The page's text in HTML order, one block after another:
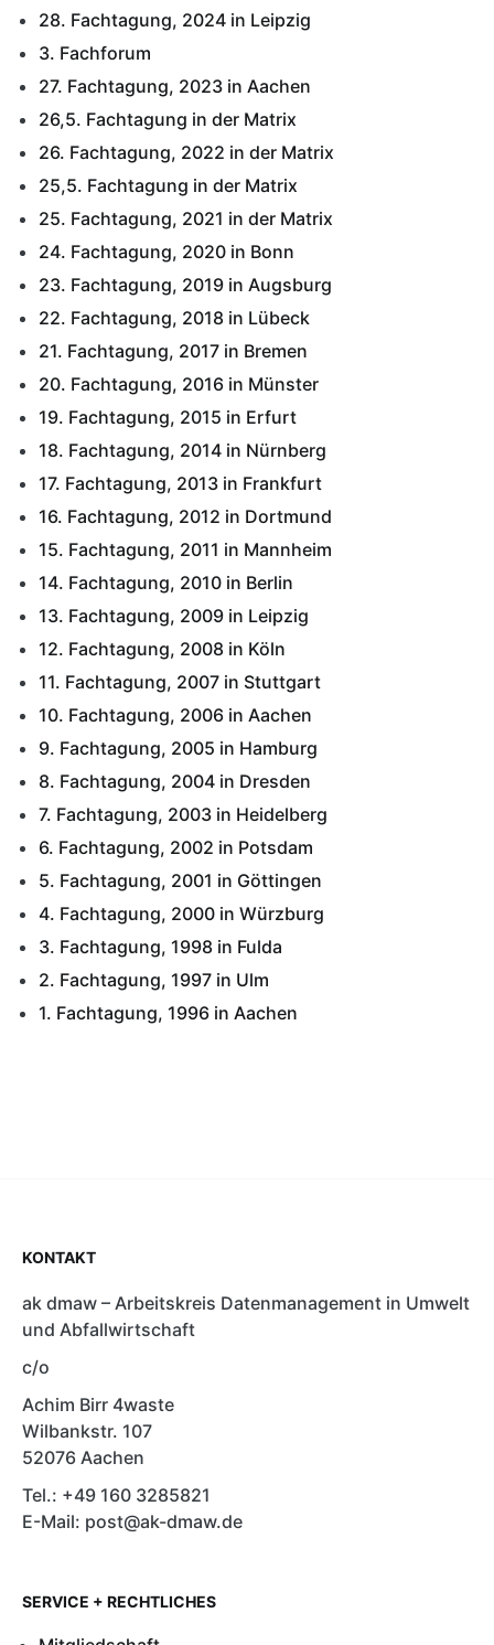
28. Fachtagung, 2024 in Leipzig
3. Fachforum
27. Fachtagung, 2023 in Aachen
26,5. Fachtagung in der Matrix
26. Fachtagung, 2022 in der Matrix
25,5. Fachtagung in der Matrix
25. Fachtagung, 2021 in der Matrix
24. Fachtagung, 2020 in Bonn
23. Fachtagung, 2019 in Augsburg
22. Fachtagung, 2018 in Lübeck
21. Fachtagung, 2017 in Bremen
20. Fachtagung, 2016 in Münster
19. Fachtagung, 2015 in Erfurt
18. Fachtagung, 2014 in Nürnberg
17. Fachtagung, 2013 in Frankfurt
16. Fachtagung, 2012 in Dortmund
15. Fachtagung, 2011 in Mannheim
14. Fachtagung, 2010 in Berlin
13. Fachtagung, 2009 in Leipzig
12. Fachtagung, 2008 in Köln
11. Fachtagung, 2007 in Stuttgart
10. Fachtagung, 2006 in Aachen
9. Fachtagung, 2005 in Hamburg
8. Fachtagung, 2004 in Dresden
7. Fachtagung, 2003 in Heidelberg
6. Fachtagung, 2002 in Potsdam
5. Fachtagung, 2001 in Göttingen
4. Fachtagung, 2000 in Würzburg
3. Fachtagung, 1998 in Fulda
2. Fachtagung, 1997 in Ulm
1. Fachtagung, 1996 in Aachen
KONTAKT
ak dmaw – Arbeitskreis Datenmanagement in Umwelt
und Abfallwirtschaft
c/o
Achim Birr 4waste
Wilbankstr. 107
52076 Aachen
Tel.: +49 160 3285821
E-Mail: post@ak-dmaw.de
SERVICE + RECHTLICHES